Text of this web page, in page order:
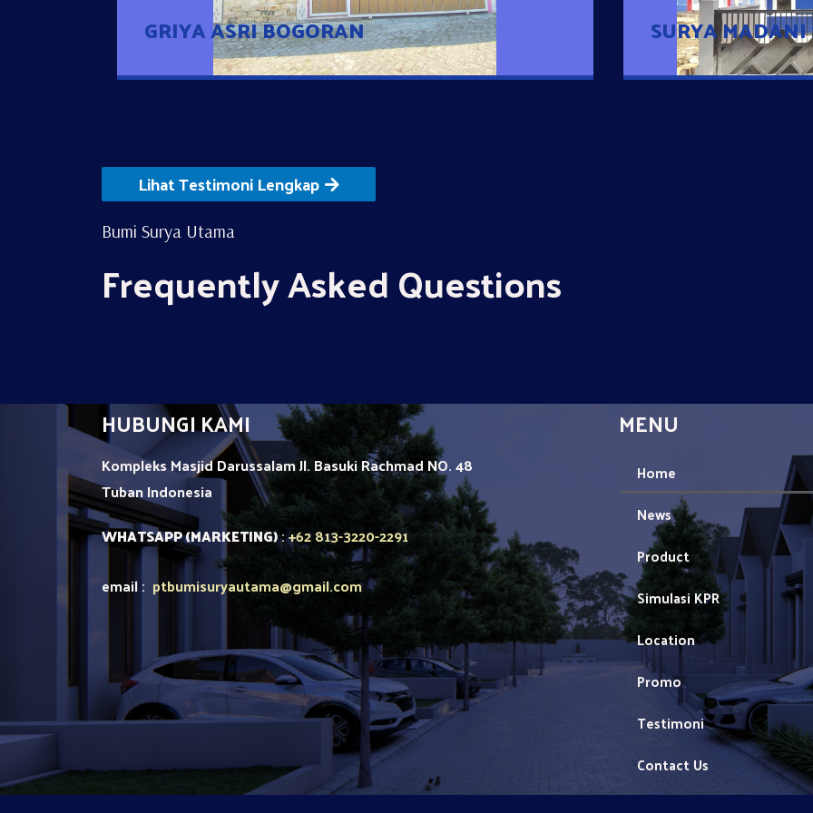
GRIYA ASRI BOGORAN SURYA
Lihat Testimoni Lengkap
Bumi Surya Utama
Frequently Asked Questions
HUBUNGI KAMI
Kompleks Masjid Darussalam Jl. Basuki Rachmad NO. 48
TubanIndonesia
WHATSAPP (MARKETING):+62 813-3220-2291
email : ptbumisuryautama@gmail.com
MENU
Home
News
Product
Simulasi KPR
Location
Promo
Testimoni
Contact Us